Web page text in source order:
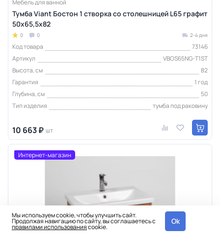
Мебель для ванной
Тумба Viant Бостон 1 створка со столешницей L65 графит
50х65,5х82
0 0 2-4 дня
Код товара
73146
Артикул
VBOS65NG-T1ST
Высота, см
82
Гарантия
1 год
Глубина, см
50
Тип изделия
тумба под раковину
10 663 ₽ шт
Интернет-магазин
Мы используем cookie, чтобы улучшить сайт.
Продолжая навигацию по сайту, вы соглашаетесь с
правилами использованияcookie.
Ok